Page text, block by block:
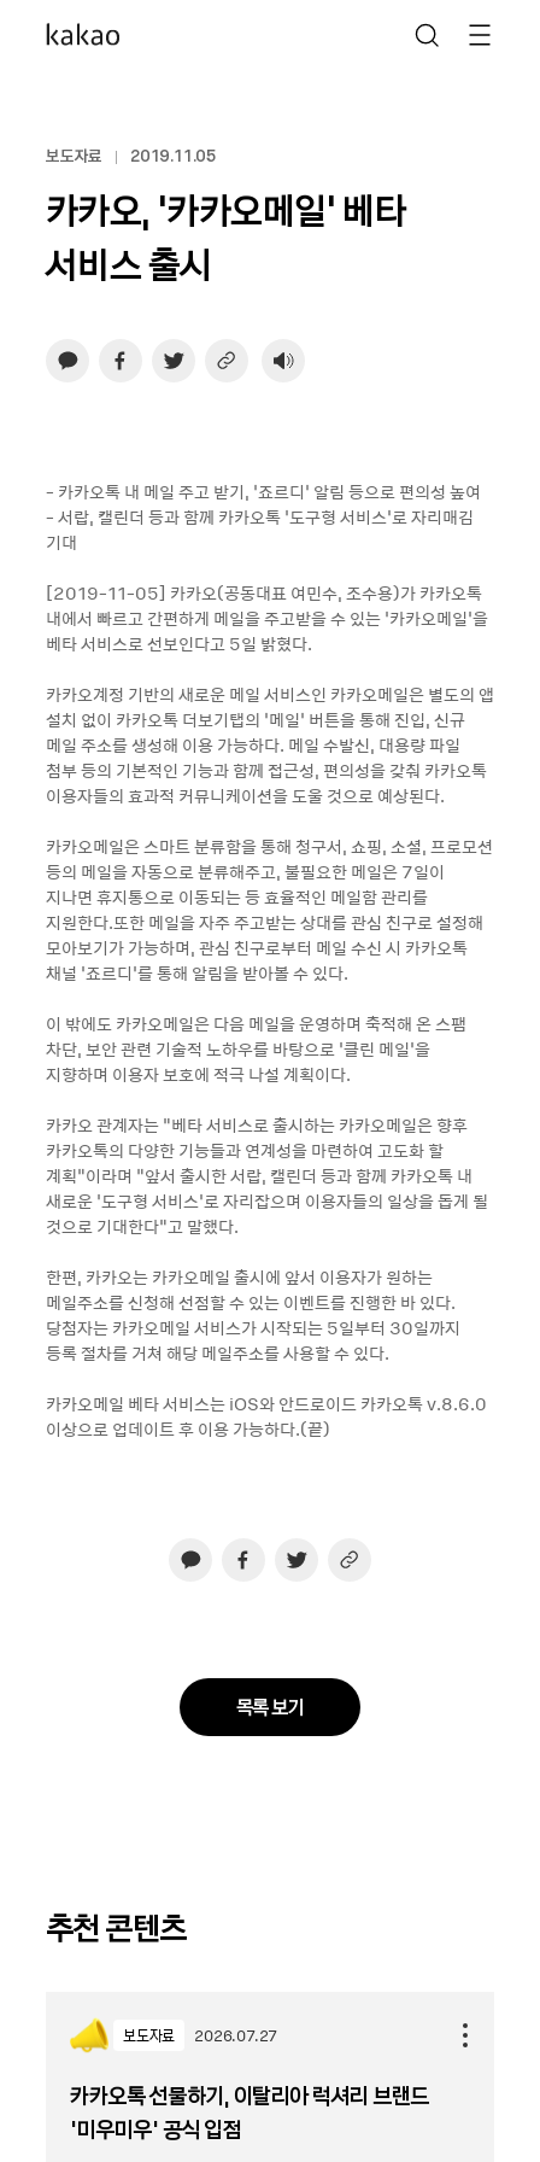
보도자료 2019.11.05
카카오, ‘카카오메일’ 베타
서비스 출시
- 카카오톡 내 메일 주고 받기, ‘죠르디’ 알림 등으로 편의성 높여
- 서랍, 캘린더 등과 함께 카카오톡 ‘도구형 서비스’로 자리매김
기대
[2019-11-05] 카카오(공동대표 여민수, 조수용)가 카카오톡
내에서 빠르고 간편하게 메일을 주고받을 수 있는 ‘카카오메일’을
베타 서비스로 선보인다고 5일 밝혔다.
카카오계정 기반의 새로운 메일 서비스인 카카오메일은 별도의 앱
설치 없이 카카오톡 더보기탭의 ‘메일’ 버튼을 통해 진입, 신규
메일 주소를 생성해 이용 가능하다. 메일 수발신, 대용량 파일
첨부 등의 기본적인 기능과 함께 접근성, 편의성을 갖춰 카카오톡
이용자들의 효과적 커뮤니케이션을 도울 것으로 예상된다.
카카오메일은 스마트 분류함을 통해 청구서, 쇼핑, 소셜, 프로모션
등의 메일을 자동으로 분류해주고, 불필요한 메일은 7일이
지나면 휴지통으로 이동되는 등 효율적인 메일함 관리를
지원한다.또한 메일을 자주 주고받는 상대를 관심 친구로 설정해
모아보기가 가능하며, 관심 친구로부터 메일 수신 시 카카오톡
채널 ‘죠르디’를 통해 알림을 받아볼 수 있다.
이 밖에도 카카오메일은 다음 메일을 운영하며 축적해 온 스팸
차단, 보안 관련 기술적 노하우를 바탕으로 ‘클린 메일’을
지향하며 이용자 보호에 적극 나설 계획이다.
카카오 관계자는 “베타 서비스로 출시하는 카카오메일은 향후
카카오톡의 다양한 기능들과 연계성을 마련하여 고도화 할
계획”이라며 “앞서 출시한 서랍, 캘린더 등과 함께 카카오톡 내
새로운 ‘도구형 서비스’로 자리잡으며 이용자들의 일상을 돕게 될
것으로 기대한다”고 말했다.
한편, 카카오는 카카오메일 출시에 앞서 이용자가 원하는
메일주소를 신청해 선점할 수 있는 이벤트를 진행한 바 있다.
당첨자는 카카오메일 서비스가 시작되는 5일부터 30일까지
등록 절차를 거쳐 해당 메일주소를 사용할 수 있다.
카카오메일 베타 서비스는 iOS와 안드로이드 카카오톡 v.8.6.0
이상으로 업데이트 후 이용 가능하다.(끝)
목록 보기
추천 콘텐츠
보도자료 2026.07.27
카카오톡 선물하기, 이탈리아 럭셔리 브랜드
'미우미우' 공식 입점